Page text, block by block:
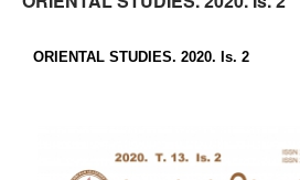
ORIENTAL STUDIES. 2020. Is. 2